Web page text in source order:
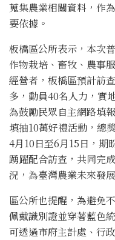
蒐集農業相關資料，作
要依據。
板橋區公所表示，本次
作物栽培、畜牧、農事
經營者，板橋區預計訪
多，動員40名人力，實
為鼓勵民眾自主網路填
填抽10萬好禮活動，總
4月10日至6月15日，期
踴躍配合訪查，共同完
況，為臺灣農業未來發
區公所也提醒，為避免
佩戴識別證並穿著藍色
可透過市府主計處、行